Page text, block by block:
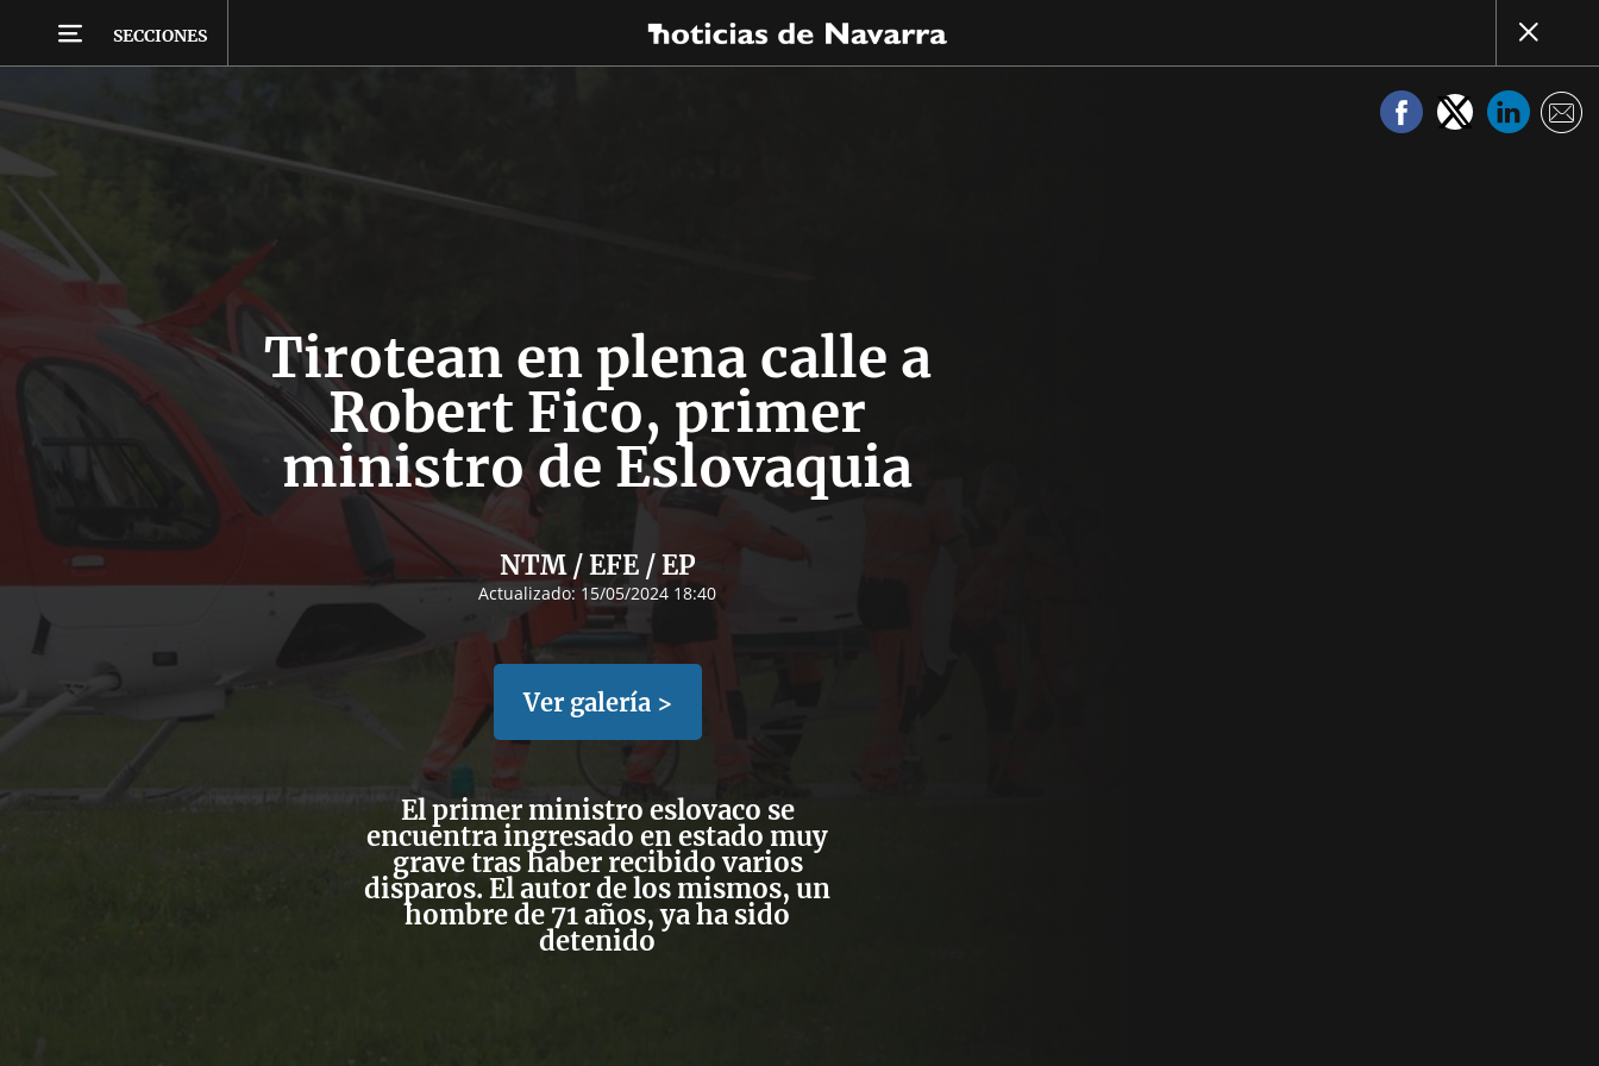
SECCIONES
Tirotean en plena calle a
Robert Fico, primer
ministro de Eslovaquia
NTM / EFE / EP
Actualizado: 15/05/2024 18:40
Ver galería >
El primer ministro eslovaco se
encuentra ingresado en estado muy
grave tras haber recibido varios
disparos. El autor de los mismos, un
hombre de 71 años, ya ha sido
detenido